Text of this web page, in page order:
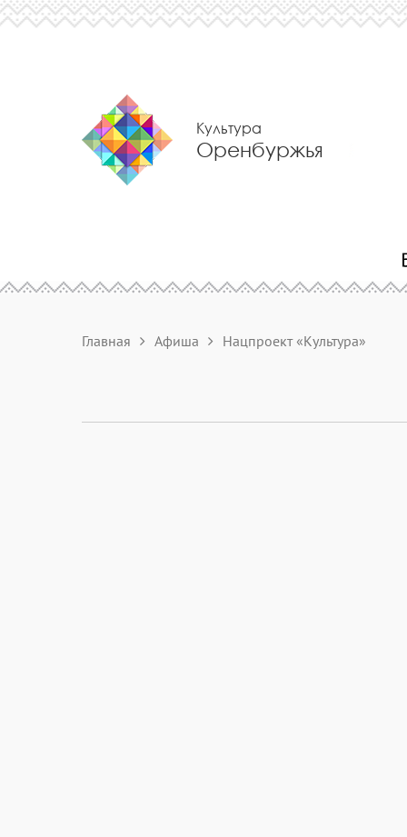
Культура
Оренбуржья
Главная Афиша Нацпроект «Культура»